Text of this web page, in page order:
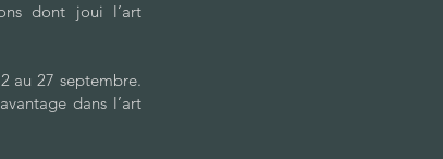
dont joui l’art
au 27 septembre.
dans l’art